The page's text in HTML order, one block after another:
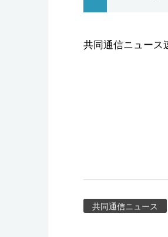
共同通信ニュース
共同通信ニュース